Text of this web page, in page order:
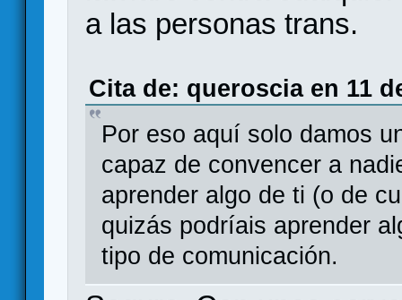
a las personas trans.
Cita de: queroscia en 11
Por eso aquí solo damos
capaz de convencer a
aprender algo de ti (o de
quizás podríais aprender
tipo de comunicación.